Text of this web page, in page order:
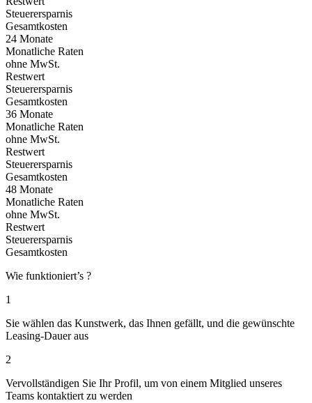
Steuerersparnis
Gesamtkosten
24 Monate
Monatliche Raten
ohne MwSt.
Restwert
Steuerersparnis
Gesamtkosten
36 Monate
Monatliche Raten
ohne MwSt.
Restwert
Steuerersparnis
Gesamtkosten
48 Monate
Monatliche Raten
ohne MwSt.
Restwert
Steuerersparnis
Gesamtkosten
Wie funktioniert’s ?
1
Sie wählen das Kunstwerk, das Ihnen gefällt, und die gewünschte
Leasing-Dauer aus
2
Vervollständigen Sie Ihr Profil, um von einem Mitglied unseres
Teams kontaktiert zu werden